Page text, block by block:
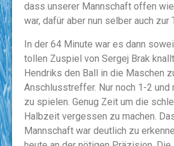
dass unserer Mannschaft offen
war, dafür aber nun selber auch zur
In der 64 Minute war es dann
tollen Zuspiel von Sergej Brak
Hendriks den Ball in die Maschen
Anschlusstreffer. Nur noch 1-2 und
zu spielen. Genug Zeit um die
Halbzeit vergessen zu machen.
Mannschaft war deutlich zu